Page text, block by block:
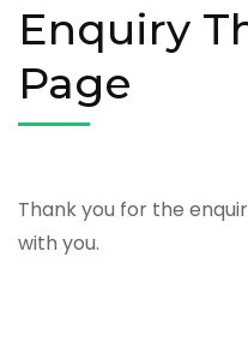
Enquiry
Page
Thank you for the
with you.